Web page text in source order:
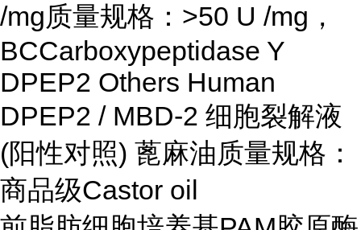
/mg质量规格：>50 U /mg，
BCCarboxypeptidase Y
DPEP2 Others Human
DPEP2 / MBD-2 细胞裂解液
(阳性对照) 蓖麻油质量规格：
商品级Castor oil